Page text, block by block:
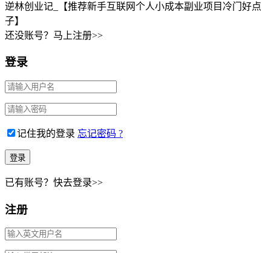
逆林创业记_【推荐新手互联网个人小成本副业项目冷门好点
子】
还没账号？马上注册>>
登录
记住我的登录 忘记密码 ?
已有账号？快去登录>>
注册